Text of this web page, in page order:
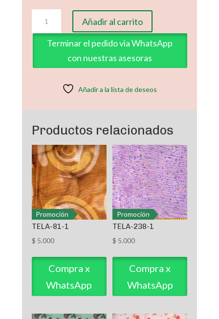
23
cantidad
Añadir al carrito
Terminar el pedido via WhatsApp
con nuestras asesoras
Añadir a la lista de deseos
Productos relacionados
Promoción
TELA-81-1
$ 5.000
Compra x
WhatsApp
Promoción
TELA-238-1
$ 5.000
Compra x
WhatsApp